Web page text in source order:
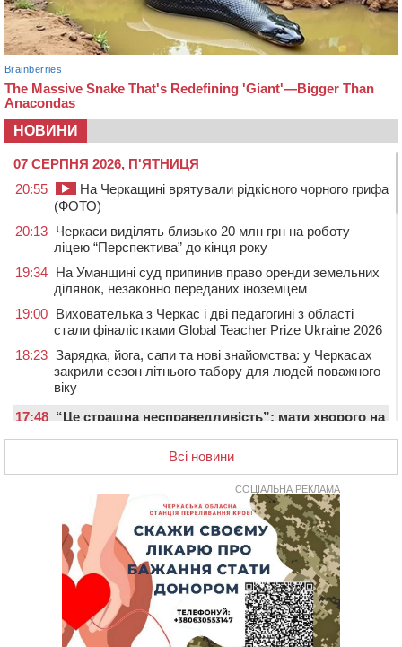
НОВИНИ
07 СЕРПНЯ 2026, П'ЯТНИЦЯ
20:55
На Черкащині врятували рідкісного чорного грифа
(ФОТО)
20:13 Черкаси виділять близько 20 млн грн на роботу
ліцею “Перспектива” до кінця року
19:34 На Уманщині суд припинив право оренди земельних
ділянок, незаконно переданих іноземцем
19:00 Вихователька з Черкас і дві педагогині з області
стали фіналістками Global Teacher Prize Ukraine 2026
18:23 Зарядка, йога, сапи та нові знайомства: у Черкасах
закрили сезон літнього табору для людей поважного
віку
17:48 “Це страшна несправедливість”: мати хворого на
ОВА виділити кошти на дороговартісні ліки
17:15 На Уманщині судитимуть колишню очільницю відділу
освіти через закупівлю електрики за завищеною
У Черкасах провели в останню путь двох
загиблих воїнів
До 1 вересня у Черкасах оновлюють дорожню
розмітку біля навчальних закладів (ФОТОФАКТ)
На честь загиблого захисника і чемпіона світу в
Всі новини
СОЦІАЛЬНА РЕКЛАМА